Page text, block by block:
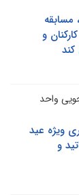
و
واحد
عید
و